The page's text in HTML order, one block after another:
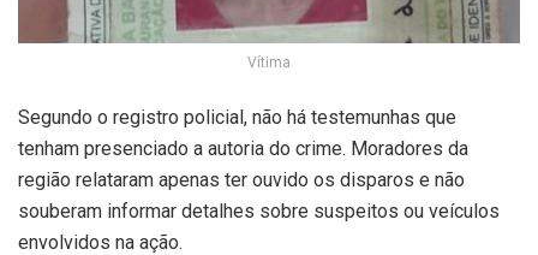
Vítima
Segundo o registro policial, não há testemunhas que
tenham presenciado a autoria do crime. Moradores da
região relataram apenas ter ouvido os disparos e não
souberam informar detalhes sobre suspeitos ou veículos
envolvidos na ação.